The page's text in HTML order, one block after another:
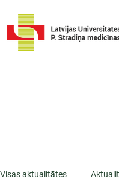
Visas aktualitātes